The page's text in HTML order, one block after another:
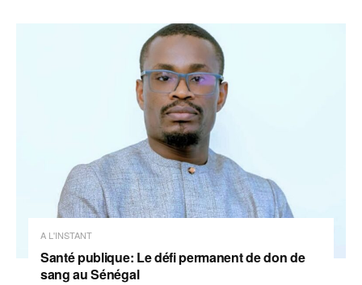
A L'INSTANT
Santé publique: Le défi permanent de don de
sang au Sénégal